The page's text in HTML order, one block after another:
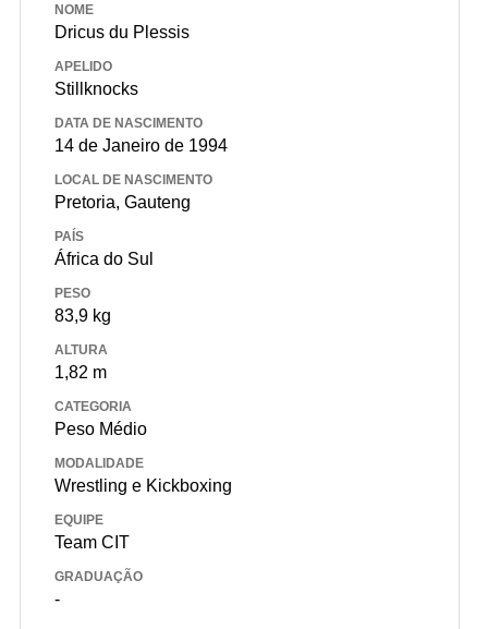
NOME
Dricus du Plessis
APELIDO
Stillknocks
DATA DE NASCIMENTO
14 de Janeiro de 1994
LOCAL DE NASCIMENTO
Pretoria, Gauteng
PAÍS
África do Sul
PESO
83,9 kg
ALTURA
1,82 m
CATEGORIA
Peso Médio
MODALIDADE
Wrestling e Kickboxing
EQUIPE
Team CIT
GRADUAÇÃO
-